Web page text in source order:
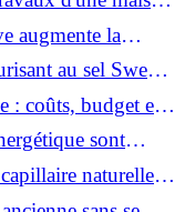
augmente la
?au sel Sweet
?
: coûts, budget et
sont
naturelle